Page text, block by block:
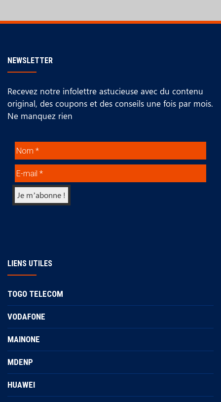
NEWSLETTER
Recevez notre infolettre astucieuse avec du contenu
original, des coupons et des conseils une fois par mois.
Ne manquez rien
LIENS UTILES
TOGO TELECOM
VODAFONE
MAINONE
MDENP
HUAWEI